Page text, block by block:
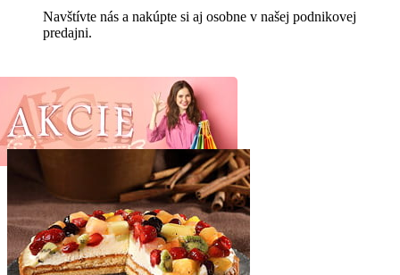
Navštívte nás a nakúpte si aj osobne v našej podnikovej
predajni.